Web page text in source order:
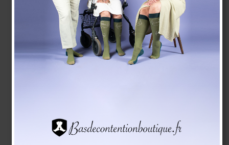
Voir le tableau des tailles